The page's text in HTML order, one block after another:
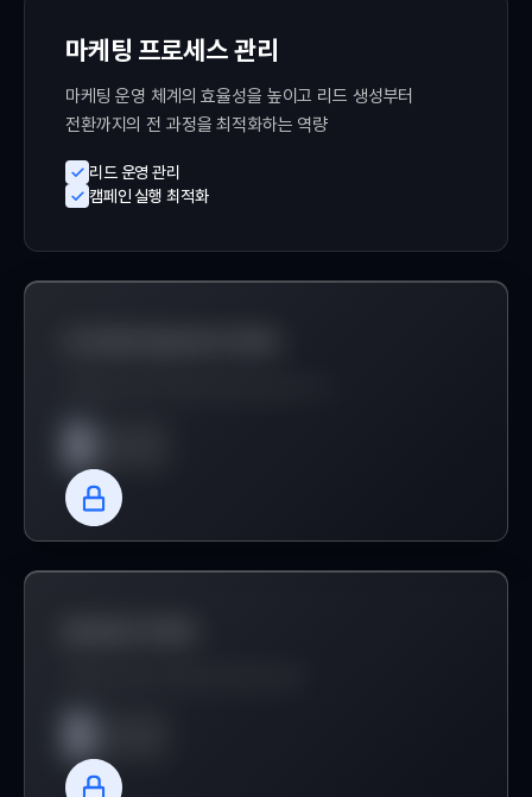
마케팅 프로세스 관리
마케팅 운영 체계의 효율성을 높이고 리드 생성부터
전환까지의 전 과정을 최적화하는 역량
리드 운영 관리
캠페인 실행 최적화